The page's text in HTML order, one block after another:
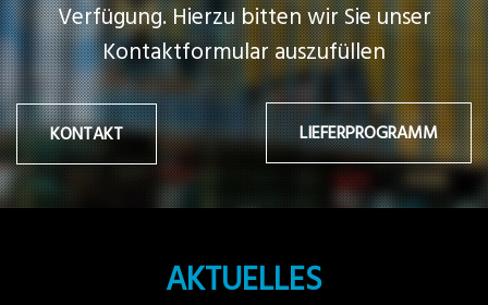
Verfügung. Hierzu bitten wir Sie unser
Kontaktformular auszufüllen
LIEFERPROGRAMM
KONTAKT
AKTUELLES